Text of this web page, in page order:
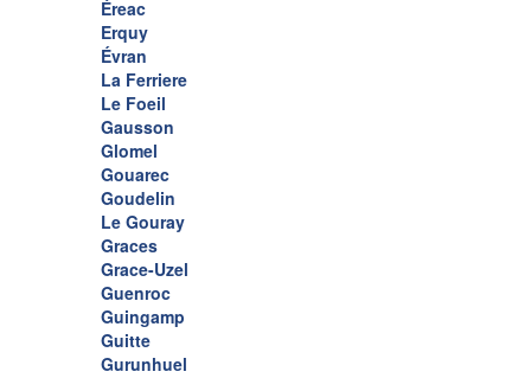
Éreac
Erquy
Évran
La Ferriere
Le Foeil
Gausson
Glomel
Gouarec
Goudelin
Le Gouray
Graces
Grace-Uzel
Guenroc
Guingamp
Guitte
Gurunhuel